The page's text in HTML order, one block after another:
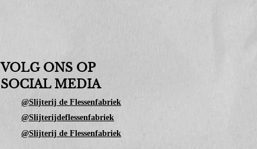
VOLG ONS OP
SOCIAL MEDIA
@Slijterij de Flessenfabriek
@Slijterijdeflessenfabriek
@Slijterij de Flessenfabriek